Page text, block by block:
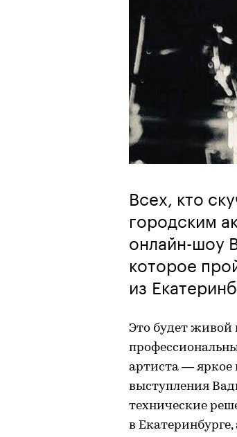
Всех, кто
городским
онлайн-шоу
которое
из
Это будет живой
артиста — яркое
выступления
технические
в